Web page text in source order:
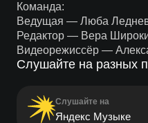
Команда:
Ведущая — Люба
Редактор — Вера
Видеорежиссёр —
Слушайте на разных
Слушайте на
Яндекс Музыке